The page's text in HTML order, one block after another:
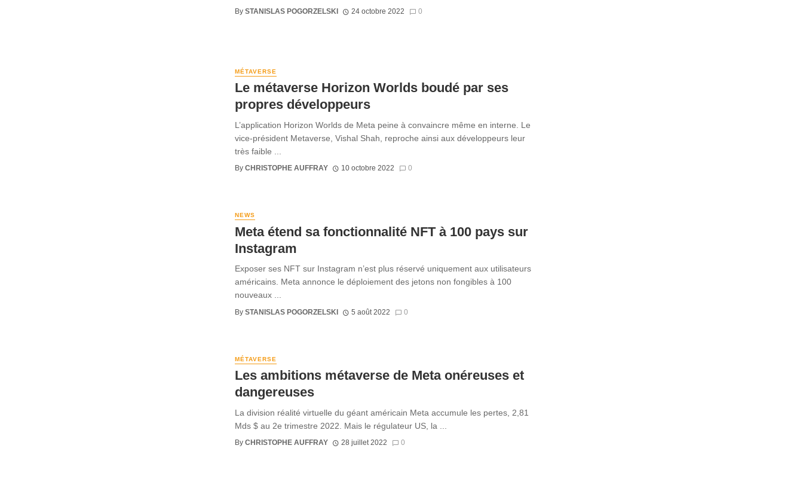
By STANISLAS POGORZELSKI 24 octobre 2022 0
MÉTAVERSE
Le métaverse Horizon Worlds boudé par ses
propres développeurs
L’application Horizon Worlds de Meta peine à convaincre même en interne. Le
vice-président Metaverse, Vishal Shah, reproche ainsi aux développeurs leur
très faible ...
By CHRISTOPHE AUFFRAY 10 octobre 2022 0
NEWS
Meta étend sa fonctionnalité NFT à 100 pays sur
Instagram
Exposer ses NFT sur Instagram n’est plus réservé uniquement aux utilisateurs
américains. Meta annonce le déploiement des jetons non fongibles à 100
nouveaux ...
By STANISLAS POGORZELSKI 5 août 2022 0
MÉTAVERSE
Les ambitions métaverse de Meta onéreuses et
dangereuses
La division réalité virtuelle du géant américain Meta accumule les pertes, 2,81
Mds $ au 2e trimestre 2022. Mais le régulateur US, la ...
By CHRISTOPHE AUFFRAY 28 juillet 2022 0